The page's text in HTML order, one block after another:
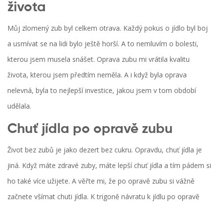
života
Můj zlomený zub byl celkem otrava. Každý pokus o jídlo byl boj
a usmívat se na lidi bylo ještě horší. A to nemluvím o bolesti,
kterou jsem musela snášet. Oprava zubu mi vrátila kvalitu
života, kterou jsem předtím neměla. A i když byla oprava
nelevná, byla to nejlepší investice, jakou jsem v tom období
udělala.
Chuť jídla po opravě zubu
Život bez zubů je jako dezert bez cukru. Opravdu, chuť jídla je
jiná. Když máte zdravé zuby, máte lepší chuť jídla a tím pádem si
ho také více užijete. A věřte mi, že po opravě zubu si vážně
začnete všímat chuti jídla. K trigoně návratu k jídlu po opravě